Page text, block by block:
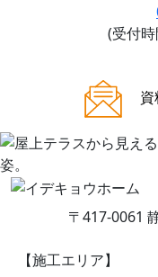
(受付
〒417-0061
【施工エリア】